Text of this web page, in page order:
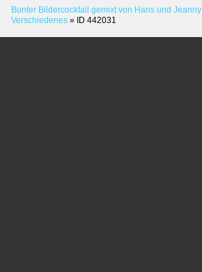
Bunter Bildercocktail gemixt von Hans und Jeanny
Verschiedenes » ID 442031